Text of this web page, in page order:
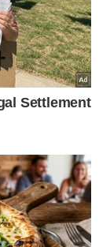
gorila não é
possui dores
deve
incluir o
Por isso,
curtos
e
o exercício